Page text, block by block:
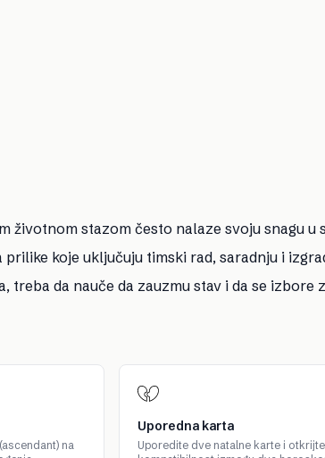
životnom stazom često nalaze svoju snagu u
koje uključuju timski rad, saradnju i
da nauče da zauzmu stav i da se izbore
na
Uporedna karta
Uporedite dve natalne karte i otkrijte